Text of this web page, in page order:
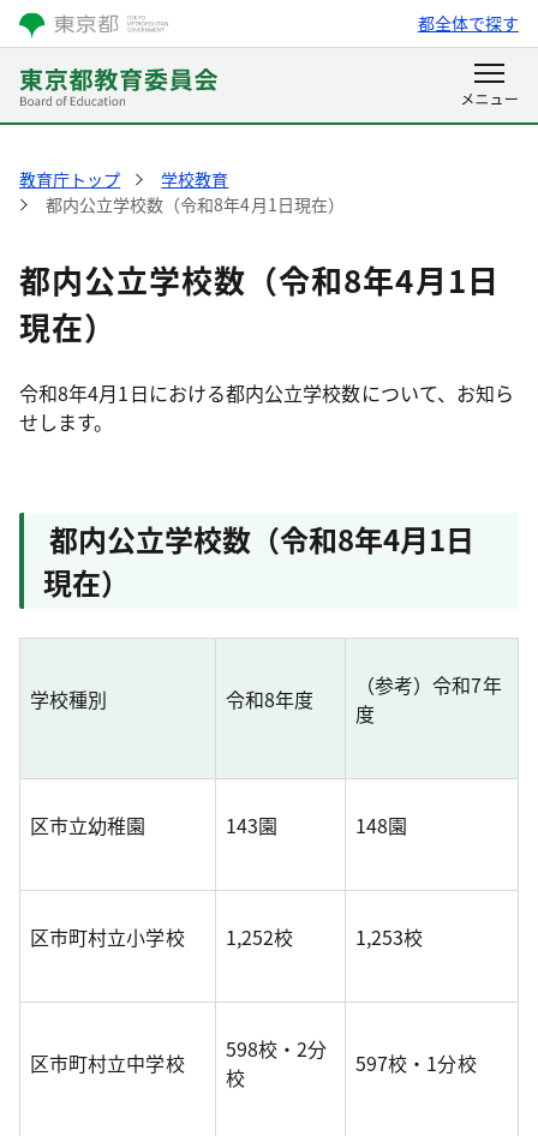
都全体で探す
教育庁トップ
学校教育
都内公立学校数（令和8年4月1日現在）
都内公立学校数（令和8年4月1日
現在）
令和8年4月1日における都内公立学校数について、お知ら
せします。
都内公立学校数（令和8年4月1日
現在）
学校種別 令和8年度
（参考）令和7年
度
区市立幼稚園 143園 148園
区市町村立小学校 1,252校 1,253校
区市町村立中学校
598校・2分
校
597校・1分校